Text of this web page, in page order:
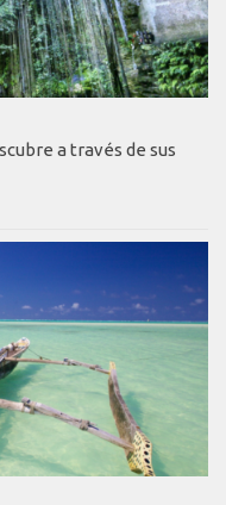
a través de sus